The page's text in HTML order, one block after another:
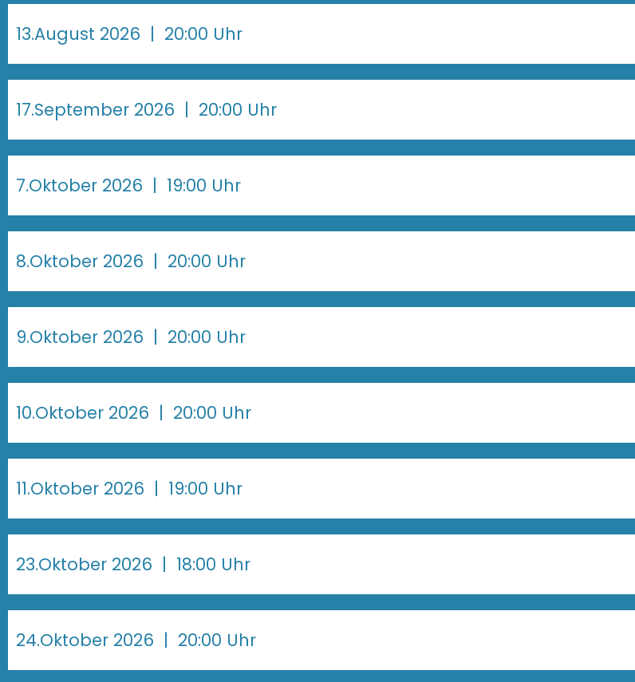
13.August 2026 | 20:00 Uhr
17.September 2026 | 20:00 Uhr
7.Oktober 2026 | 19:00 Uhr
8.Oktober 2026 | 20:00 Uhr
9.Oktober 2026 | 20:00 Uhr
10.Oktober 2026 | 20:00 Uhr
11.Oktober 2026 | 19:00 Uhr
23.Oktober 2026 | 18:00 Uhr
24.Oktober 2026 | 20:00 Uhr